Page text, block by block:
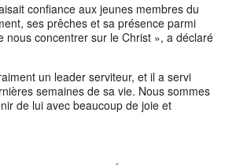
confiance aux jeunes membres du
ses prêches et sa présence parmi
nous concentrer sur le Christ », a déclaré
un leader serviteur, et il a servi
semaines de sa vie. Nous sommes
de lui avec beaucoup de joie et